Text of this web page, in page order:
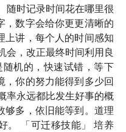
的样子，请耐心等待沙
乐和有意义的生活
都可以，生活没有标准
随时记录时间花在哪里很
，数字会给你更更清晰的
上讲，每个人的时间感知
会，改正最终时间利用良
机的，快速试错，等下
，你的努力能得到多少回
率永远都比发生好事的概
够多，依旧能等到。道理
。 「可迁移技能」 培养